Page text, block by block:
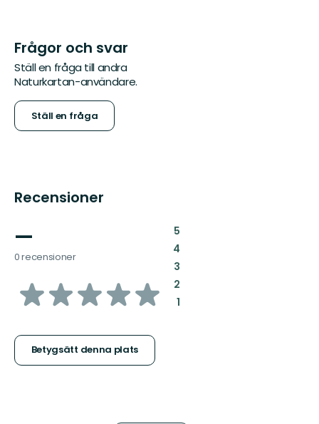
Frågor och svar
Ställ en fråga till andra
Naturkartan-användare.
Ställ en fråga
Recensioner
—
0 recensioner
av
stjärnor
Betygsätt denna plats
5:
4:
3:
2:
1: